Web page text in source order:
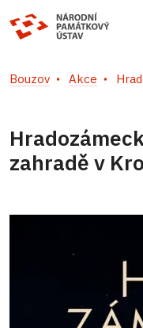
Bouzov Akce
zahradě v